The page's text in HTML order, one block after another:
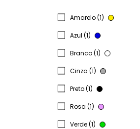
Amarelo (1)
Azul (1)
Branco (1)
Cinza (1)
Preto (1)
Rosa (1)
Verde (1)